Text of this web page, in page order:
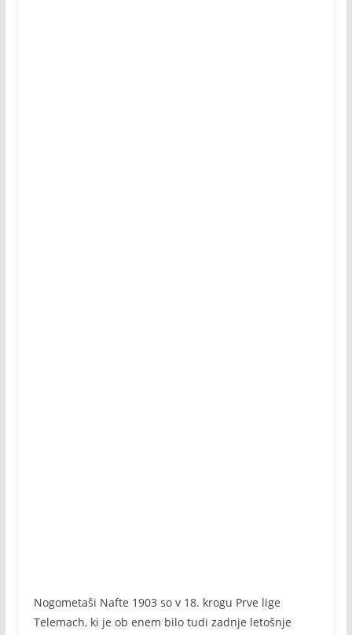
Nogometaši Nafte 1903 so v 18. krogu Prve lige
Telemach, ki je ob enem bilo tudi zadnje letošnje